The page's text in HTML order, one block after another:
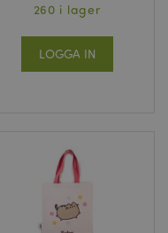
260 i lager
LOGGA IN